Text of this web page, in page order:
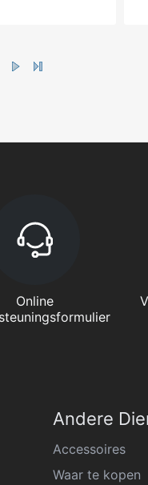
Online
Andere
Accessoires
Waar te kopen